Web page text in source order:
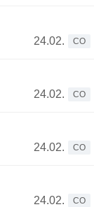
24.02.
CO
24.02.
CO
24.02.
CO
24.02.
CO